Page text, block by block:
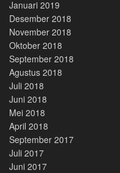
Januari 2019
Desember 2018
November 2018
Oktober 2018
September 2018
Agustus 2018
Juli 2018
Juni 2018
Mei 2018
April 2018
September 2017
Juli 2017
Juni 2017